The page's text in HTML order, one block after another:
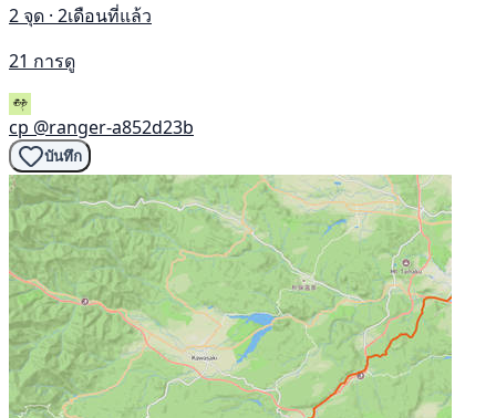
2 จุด · 2เดือนที่แล้ว
21 การดู
cp @ranger-a852d23b
บันทึก